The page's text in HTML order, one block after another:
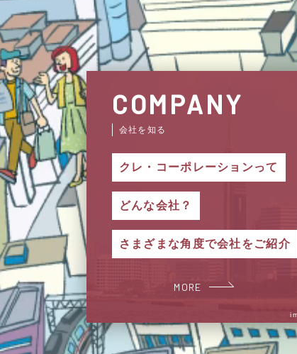
COMPANY
会社を知る
クレ・コーポレーションって
どんな会社？
さまざまな角度で会社をご紹介
MORE